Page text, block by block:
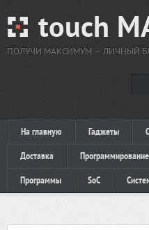
touch
ПОЛУЧИ МАКСИМУМ — ЛИЧНЫЙ
На главную Гаджеты
Доставка Программирование
Программы SoC